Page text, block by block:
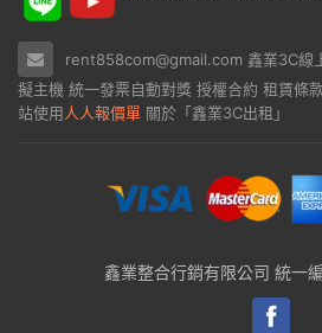
rent858com@gmail.com 鑫業3C線
擬主機 統一發票自動對獎 授權合約 租賃條
站使用人人報價單 關於「鑫業3C出租」
鑫業整合行銷有限公司 統一